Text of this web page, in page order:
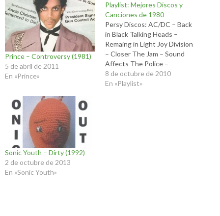
Prince – Controversy (1981)
5 de abril de 2011
En «Prince»
Playlist: Mejores Discos y
Canciones de 1980
Persy Discos: AC/DC – Back
in Black Talking Heads –
Remaing in Light Joy Division
– Closer The Jam – Sound
Affects The Police –
Zenyatta Mondatta David
Bowie – Scary Monsters (and
8 de octubre de 2010
En «Playlist»
Sonic Youth – Dirty (1992)
2 de octubre de 2013
En «Sonic Youth»